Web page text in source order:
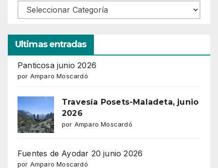
Ultimas entradas
Panticosa junio 2026
por Amparo Moscardó
Travesía Posets-Maladeta, junio
2026
por Amparo Moscardó
Fuentes de Ayodar 20 junio 2026
por Amparo Moscardó